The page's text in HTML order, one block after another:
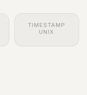
TIMESTAMP
UNIX